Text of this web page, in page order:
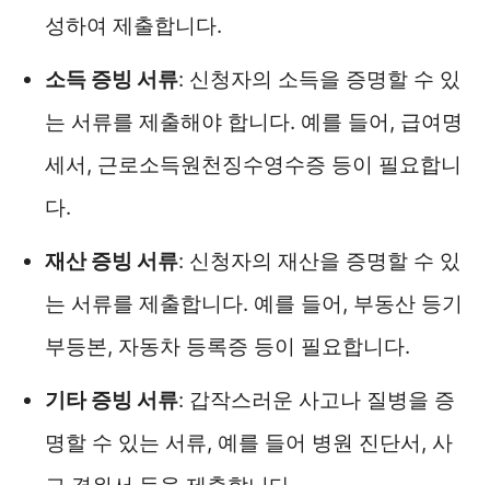
성하여 제출합니다.
소득 증빙 서류: 신청자의 소득을 증명할 수 있
는 서류를 제출해야 합니다. 예를 들어, 급여명
세서, 근로소득원천징수영수증 등이 필요합니
다.
재산 증빙 서류: 신청자의 재산을 증명할 수 있
는 서류를 제출합니다. 예를 들어, 부동산 등기
부등본, 자동차 등록증 등이 필요합니다.
기타 증빙 서류: 갑작스러운 사고나 질병을 증
명할 수 있는 서류, 예를 들어 병원 진단서, 사